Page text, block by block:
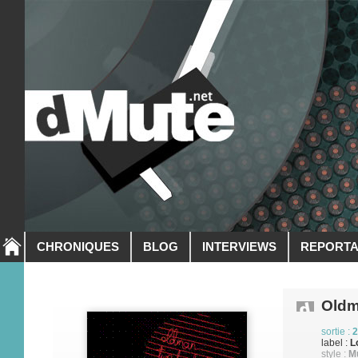
CHRONIQUES BLOG INTERVIEWS
sortie :
label :
style :